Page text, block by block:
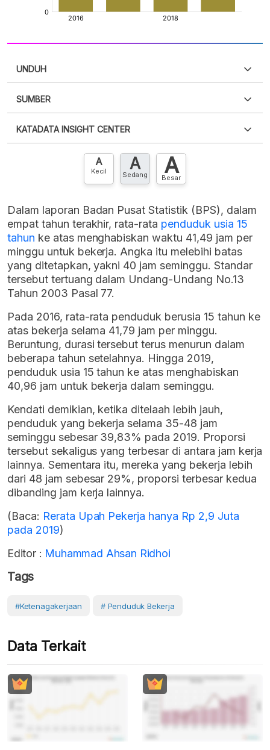
UNDUH
XLS
SUMBER
punya akun?Silakan Daftar sekarang
KATADATA INSIGHT CENTER
Hubungi sekarang »
A
Kecil A
Sedang A
Besar
Dalam laporan Badan Pusat Statistik (BPS), dalam
empat tahun terakhir, rata-rata penduduk usia 15
tahun ke atas menghabiskan waktu 41,49 jam per
minggu untuk bekerja. Angka itu melebihi batas
yang ditetapkan, yakni 40 jam seminggu. Standar
tersebut tertuang dalam Undang-Undang No.13
Tahun 2003 Pasal 77.
Pada 2016, rata-rata penduduk berusia 15 tahun ke
atas bekerja selama 41,79 jam per minggu.
Beruntung, durasi tersebut terus menurun dalam
beberapa tahun setelahnya. Hingga 2019,
penduduk usia 15 tahun ke atas menghabiskan
40,96 jam untuk bekerja dalam seminggu.
Kendati demikian, ketika ditelaah lebih jauh,
penduduk yang bekerja selama 35-48 jam
seminggu sebesar 39,83% pada 2019. Proporsi
tersebut sekaligus yang terbesar di antara jam kerja
lainnya. Sementara itu, mereka yang bekerja lebih
dari 48 jam sebesar 29%, proporsi terbesar kedua
dibanding jam kerja lainnya.
(Baca: Rerata Upah Pekerja hanya Rp 2,9 Juta
pada 2019)
Editor : Muhammad Ahsan Ridhoi
Tags
#Ketenagakerjaan # Penduduk Bekerja
Data Terkait